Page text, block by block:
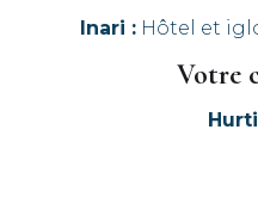
Inari :Hôtel et
Votre